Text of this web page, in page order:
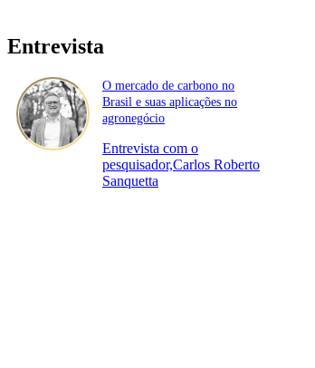
Entrevista
O mercado de carbono no
Brasil e suas aplicações no
agronegócio
Entrevista com o
pesquisador,Carlos Roberto
Sanquetta